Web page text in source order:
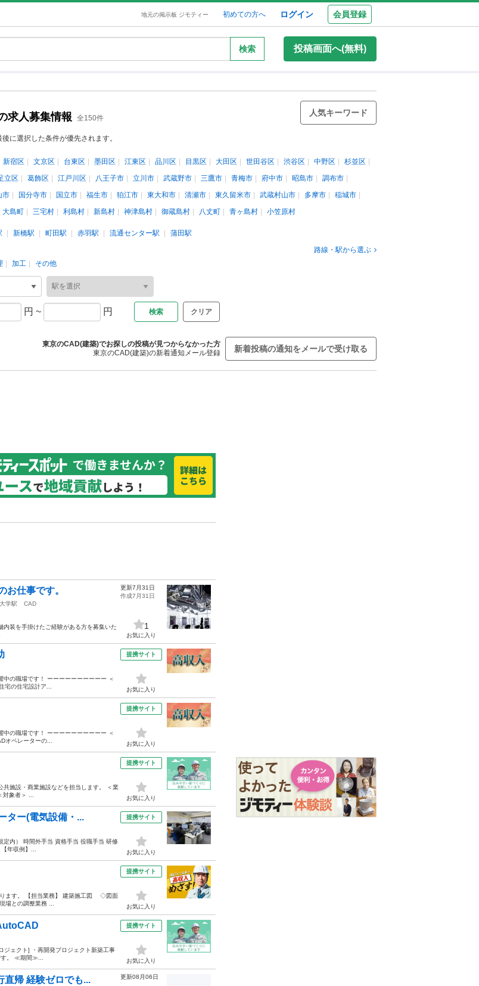
地元の掲示板 ジモティー 初めての方へ ログイン 会員登録
検索 投稿画面へ(無料)
求人募集情報 全150件
人気キーワード
に選択した条件が優先されます。
新宿区 文京区 台東区 墨田区 江東区 品川区 目黒区 大田区 世田谷区 渋谷区 中野区
杉並区
立区 葛飾区 江戸川区 八王子市 立川市 武蔵野市 三鷹市 青梅市 府中市 昭島市
調布市
市 国分寺市 国立市 福生市 狛江市 東大和市 清瀬市 東久留米市 武蔵村山市 多摩市
稲城市
大島町 三宅村 利島村 新島村 神津島村 御蔵島村 八丈町 青ヶ島村 小笠原村
新橋駅 町田駅 赤羽駅 流通センター駅
蒲田駅
路線・駅から選ぶ
加工 その他
円 ~ 円 クリア
東京のCAD(建築)でお探しの投稿が見つからなかった方
東京のCAD(建築)の新着通知メール登録
新着投稿の通知をメールで受け取る
お仕事です。
学駅
CAD
装を手掛けたご経験がある方を募集いた
更新7月31日
作成7月31日
1
お気に入り
中の職場です！ ーーーーーーーーーー ＜
の住宅設計ア...
提携サイト
お気に入り
中の職場です！ ーーーーーーーーーー ＜
ペレーターの...
提携サイト
お気に入り
共施設・商業施設などを担当します。 ＜業
象者＞ ...
提携サイト
お気に入り
ター(電気設備・...
内） 時間外手当 資格手当 役職手当 研修
年収例】...
提携サイト
お気に入り
ります。 【担当業務】 建築施工図 ◇図面
との調整業務 ...
提携サイト
お気に入り
ジェクト] ・再開発プロジェクト新築工事
す。 ≪期間≫...
提携サイト
お気に入り
直帰 経験ゼロでも... 更新08月06日